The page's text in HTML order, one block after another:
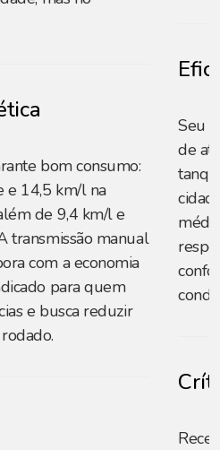
bom consumo:
e 14,5 km/l na
de 9,4 km/l e
transmissão manual
com a economia
para quem
e busca reduzir
Seu
de